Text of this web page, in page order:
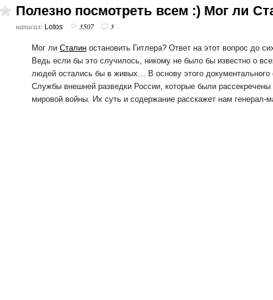
Полезно посмотреть всем :) Мог ли
написал: Lotos 3507 3
Мог ли Сталин остановить Гитлера? Ответ на этот вопрос до
Ведь если бы это случилось, никому не было бы известно о
людей остались бы в живых… В основу этого
Службы внешней разведки России, которые были
мировой войны. Их суть и содержание расскажет нам генерал-